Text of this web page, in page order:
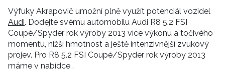
Výfuky Akrapovič umožní plně využít potenciál vozidel
Audi. Dodejte svému automobilu Audi R8 5.2 FSI
Coupé/Spyder rok výroby 2013 více výkonu a točivého
momentu, nižší hmotnost a ještě intenzivnější zvukový
projev. Pro R8 5.2 FSI Coupé/Spyder rok výroby 2013
máme v nabídce .